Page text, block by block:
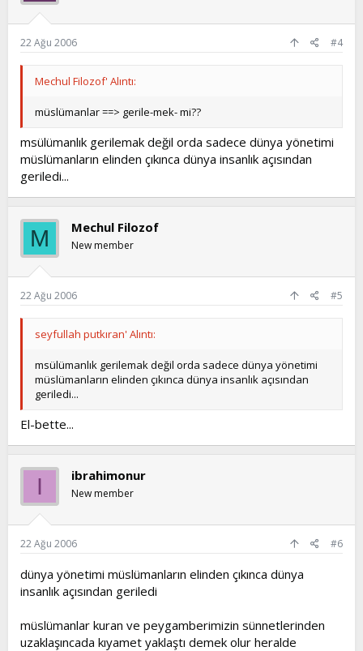
22 Ağu 2006 #4
Mechul Filozof' Alıntı:
müslümanlar ==> gerile-mek- mi??
msülümanlık gerilemak değil orda sadece dünya yönetimi
müslümanların elinden çıkınca dünya insanlık açısından
geriledi...
M Mechul Filozof
New member
22 Ağu 2006 #5
seyfullah putkıran' Alıntı:
msülümanlık gerilemak değil orda sadece dünya yönetimi
müslümanların elinden çıkınca dünya insanlık açısından
geriledi...
El-bette...
I ibrahimonur
New member
22 Ağu 2006 #6
dünya yönetimi müslümanların elinden çıkınca dünya
insanlık açısından geriledi
müslümanlar kuran ve peygamberimizin sünnetlerinden
uzaklaşıncada kıyamet yaklaştı demek olur heralde